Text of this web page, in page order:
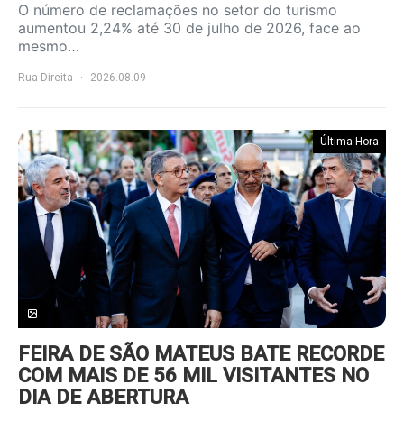
O número de reclamações no setor do turismo
aumentou 2,24% até 30 de julho de 2026, face ao
mesmo…
Rua Direita 2026.08.09
Última Hora
FEIRA DE SÃO MATEUS BATE RECORDE
COM MAIS DE 56 MIL VISITANTES NO
DIA DE ABERTURA